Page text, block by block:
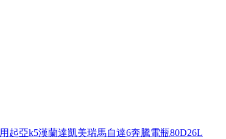
起亞k5漢蘭達凱美瑞馬自達6奔騰電瓶80D26L